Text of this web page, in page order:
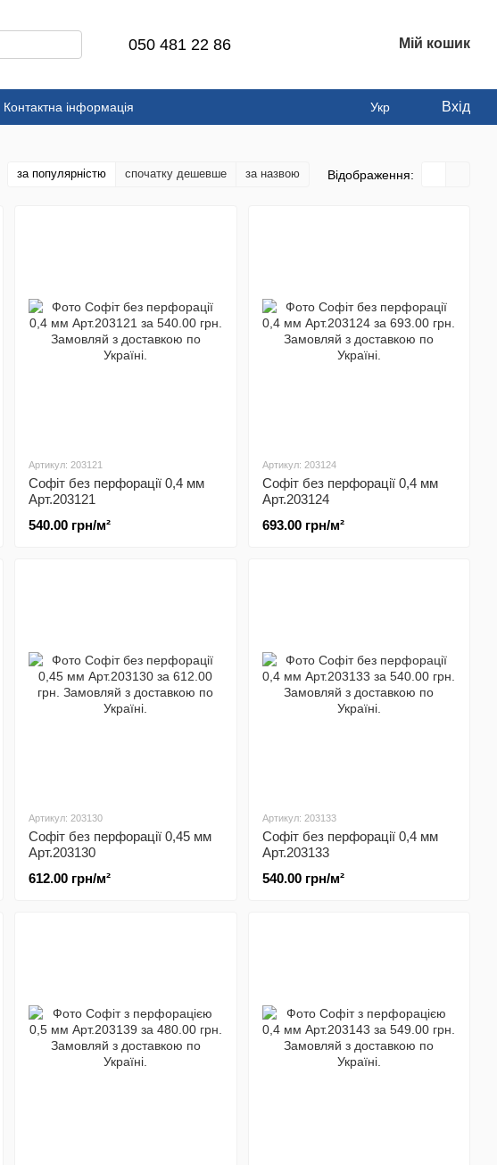
050 481 22 86 Мій кошик
Контактна інформація Укр Вхід
за популярністю спочатку дешевше за назвою Відображення:
Артикул: 203121
Софіт без перфорації 0,4 мм
Арт.203121
540.00 грн/м²
Артикул: 203124
Софіт без перфорації 0,4 мм
Арт.203124
693.00 грн/м²
Артикул: 203130
Софіт без перфорації 0,45 мм
Арт.203130
612.00 грн/м²
Артикул: 203133
Софіт без перфорації 0,4 мм
Арт.203133
540.00 грн/м²